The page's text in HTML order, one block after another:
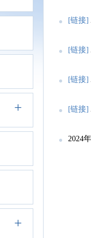
+
+
[链接]
[链接]
[链接]
[链接]
2024